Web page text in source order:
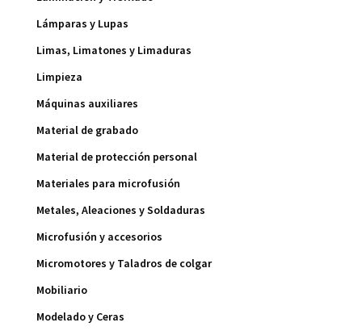
Lámparas y Lupas
Limas, Limatones y Limaduras
Limpieza
Máquinas auxiliares
Material de grabado
Material de protección personal
Materiales para microfusión
Metales, Aleaciones y Soldaduras
Microfusión y accesorios
Micromotores y Taladros de colgar
Mobiliario
Modelado y Ceras